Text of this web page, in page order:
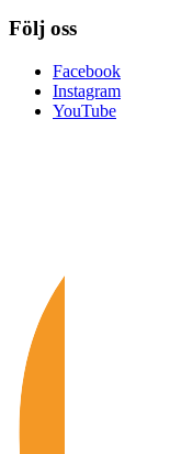
Följ oss
Facebook
Instagram
YouTube